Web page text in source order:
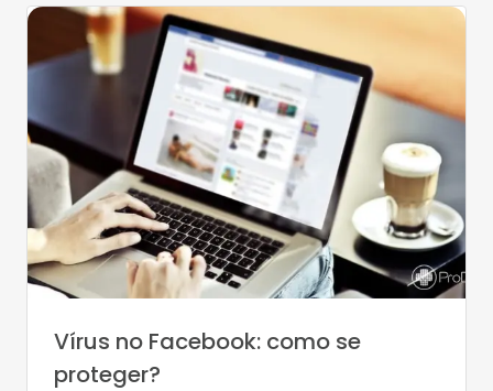
Vírus no Facebook: como se
proteger?